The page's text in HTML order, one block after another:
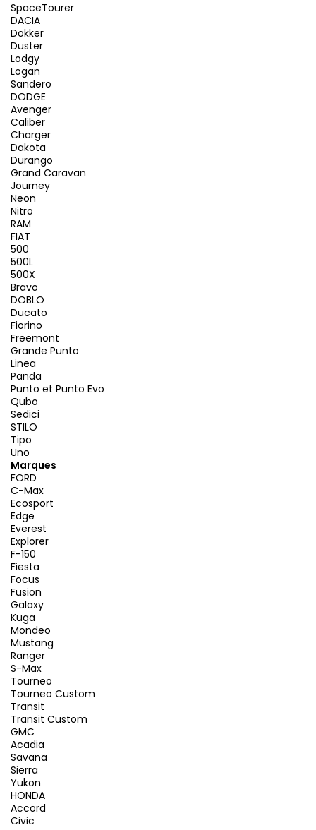
SpaceTourer
DACIA
Dokker
Duster
Lodgy
Logan
Sandero
DODGE
Avenger
Caliber
Charger
Dakota
Durango
Grand Caravan
Journey
Neon
Nitro
RAM
FIAT
500
500L
500X
Bravo
DOBLO
Ducato
Fiorino
Freemont
Grande Punto
Linea
Panda
Punto et Punto Evo
Qubo
Sedici
STILO
Tipo
Uno
Marques
FORD
C-Max
Ecosport
Edge
Everest
Explorer
F-150
Fiesta
Focus
Fusion
Galaxy
Kuga
Mondeo
Mustang
Ranger
S-Max
Tourneo
Tourneo Custom
Transit
Transit Custom
GMC
Acadia
Savana
Sierra
Yukon
HONDA
Accord
Civic